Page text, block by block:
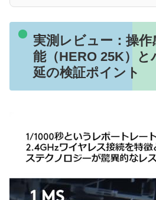
実測レビュー：操
能（HERO 25K）と
延の検証ポイント